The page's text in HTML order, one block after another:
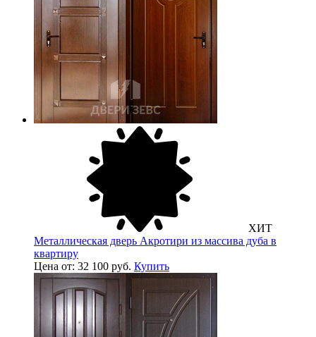
ХИТ
Металлическая дверь Акротири из массива дуба в
квартиру
Цена от: 32 100 руб. Купить